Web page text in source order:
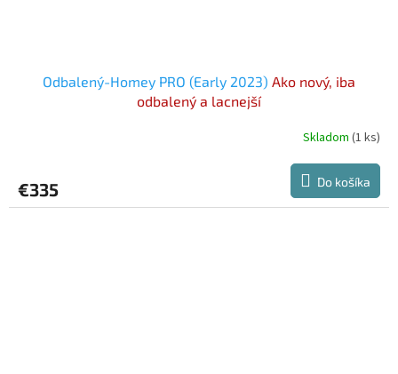
Odbalený-Homey PRO (Early 2023) Ako nový, iba
odbalený a lacnejší
Skladom (1 ks)
€335 Do košíka